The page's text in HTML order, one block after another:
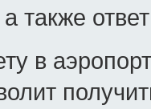
также
аэропорт